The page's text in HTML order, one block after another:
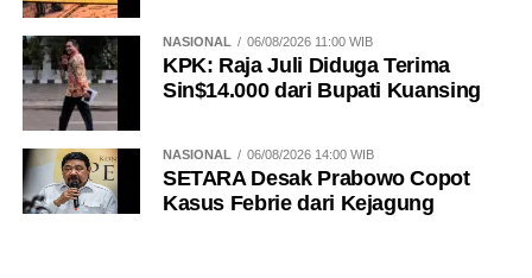
NASIONAL 06/08/2026 11:00 WIB
KPK: Raja Juli Diduga Terima
Sin$14.000 dari Bupati Kuansing
NASIONAL 06/08/2026 14:00 WIB
SETARA Desak Prabowo Copot
Kasus Febrie dari Kejagung